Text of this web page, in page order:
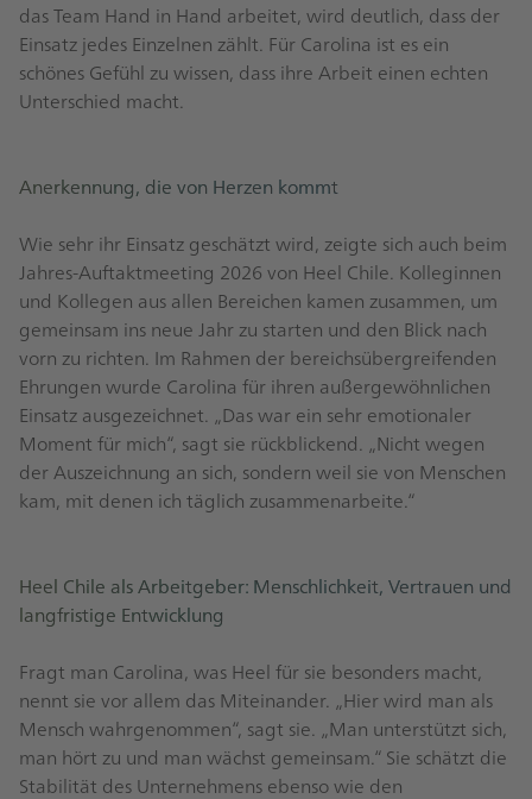
das Team Hand in Hand arbeitet, wird deutlich, dass der
Einsatz jedes Einzelnen zählt. Für Carolina ist es ein
schönes Gefühl zu wissen, dass ihre Arbeit einen echten
Unterschied macht.
Anerkennung, die von Herzen kommt
Wie sehr ihr Einsatz geschätzt wird, zeigte sich auch beim
Jahres‑Auftaktmeeting 2026 von Heel Chile. Kolleginnen
und Kollegen aus allen Bereichen kamen zusammen, um
gemeinsam ins neue Jahr zu starten und den Blick nach
vorn zu richten. Im Rahmen der bereichsübergreifenden
Ehrungen wurde Carolina für ihren außergewöhnlichen
Einsatz ausgezeichnet. „Das war ein sehr emotionaler
Moment für mich“, sagt sie rückblickend. „Nicht wegen
der Auszeichnung an sich, sondern weil sie von Menschen
kam, mit denen ich täglich zusammenarbeite.“
Heel Chile als Arbeitgeber: Menschlichkeit, Vertrauen und
langfristige Entwicklung
Fragt man Carolina, was Heel für sie besonders macht,
nennt sie vor allem das Miteinander. „Hier wird man als
Mensch wahrgenommen“, sagt sie. „Man unterstützt sich,
man hört zu und man wächst gemeinsam.“ Sie schätzt die
Stabilität des Unternehmens ebenso wie den